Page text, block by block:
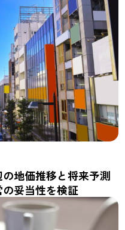
の地価推移と将来予測
の妥当性を検証